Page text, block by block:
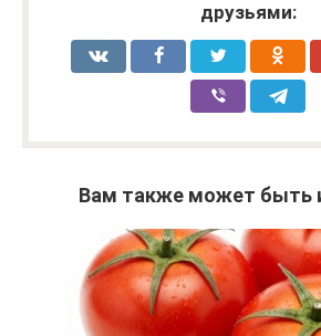
друзьями:
Вам также может быть